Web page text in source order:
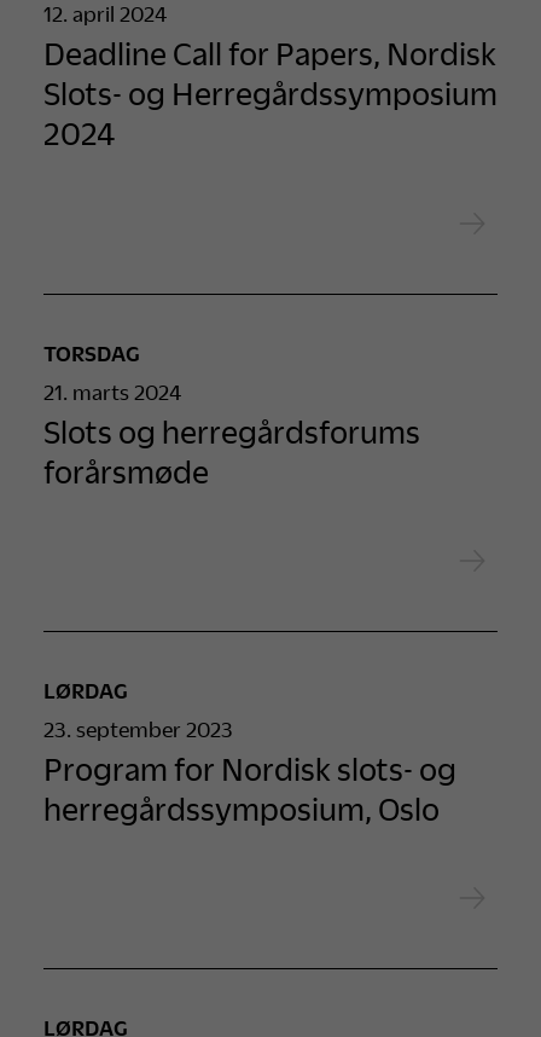
12. april 2024
Deadline Call for Papers, Nordisk
Slots- og Herregårdssymposium
2024
TORSDAG
21. marts 2024
Slots og herregårdsforums
forårsmøde
LØRDAG
23. september 2023
Program for Nordisk slots- og
herregårdssymposium, Oslo
LØRDAG